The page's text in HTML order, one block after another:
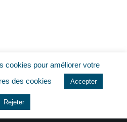
cookies pour améliorer votre
des cookies Accepter
Rejeter